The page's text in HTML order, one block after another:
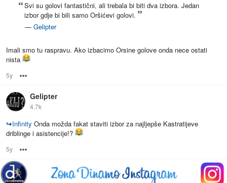
Svi su golovi fantastični, ali trebala bi biti dva izbora. Jedan
izbor gdje bi bili samo Oršićevi golovi.
— Gelipter
Imali smo tu raspravu. Ako izbacimo Orsine golove onda nece ostati
nista
5y
Gelipter
4.7k
↪Infinity Onda možda fakat staviti izbor za najljepše Kastratijeve
driblinge i asistencije!?
5y